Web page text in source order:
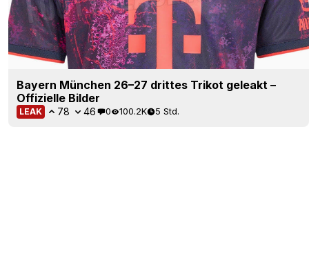
Bayern München 26–27 drittes Trikot geleakt –
Offizielle Bilder
LEAK 78 46 0 100.2K 5 Std.